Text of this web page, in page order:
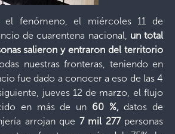
el fenómeno, el miércoles 11 de
de cuarentena nacional, un total
salieron y entraron del territorio
nuestras fronteras, teniendo en
fue dado a conocer a eso de las 4
jueves 12 de marzo, el flujo
en más de un 60 %,datos de
arrojan que 7 mil 277personas